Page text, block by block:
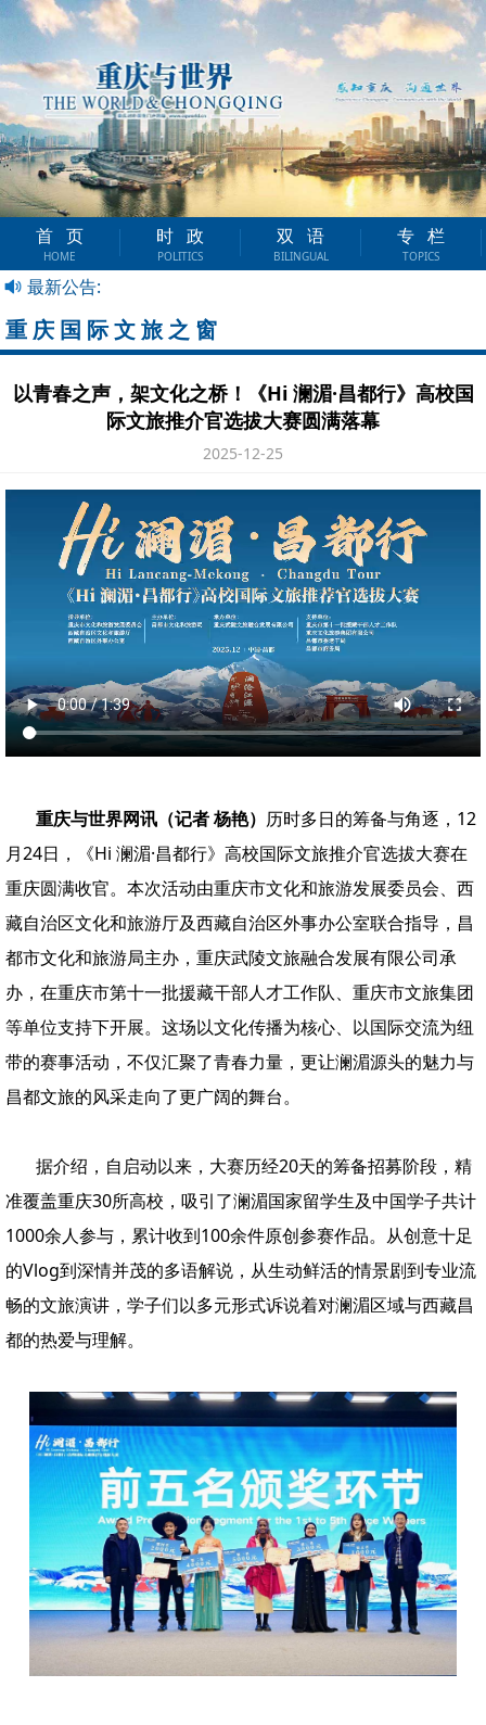
首页
HOME
时政
POLITICS
双语
BILINGUAL
专栏
TOPICS
最新公告:
重庆国际文旅之窗
以青春之声，架文化之桥！《Hi 澜湄·昌都行》高校国
际文旅推介官选拔大赛圆满落幕
2025-12-25
重庆与世界网讯（记者 杨艳） 历时多日的筹备与角逐，12
月24日，《Hi 澜湄·昌都行》高校国际文旅推介官选拔大赛在
重庆圆满收官。本次活动由重庆市文化和旅游发展委员会、西
藏自治区文化和旅游厅及西藏自治区外事办公室联合指导，昌
都市文化和旅游局主办，重庆武陵文旅融合发展有限公司承
办，在重庆市第十一批援藏干部人才工作队、重庆市文旅集团
等单位支持下开展。这场以文化传播为核心、以国际交流为纽
带的赛事活动，不仅汇聚了青春力量，更让澜湄源头的魅力与
昌都文旅的风采走向了更广阔的舞台。
据介绍，自启动以来，大赛历经20天的筹备招募阶段，精
准覆盖重庆30所高校，吸引了澜湄国家留学生及中国学子共计
1000余人参与，累计收到100余件原创参赛作品。从创意十足
的Vlog到深情并茂的多语解说，从生动鲜活的情景剧到专业流
畅的文旅演讲，学子们以多元形式诉说着对澜湄区域与西藏昌
都的热爱与理解。